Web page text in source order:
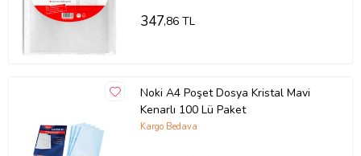
347,86 TL
Noki A4 Poşet Dosya Kristal Mavi
Kenarlı 100 Lü Paket
Kargo Bedava